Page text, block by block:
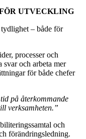
UTVECKLING
– både för
processer och
svar och arbeta mer
för både chefer
på återkommande
verksamheten.”
och
förändringsledning.